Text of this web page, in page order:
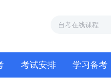
考试安排 学习备考